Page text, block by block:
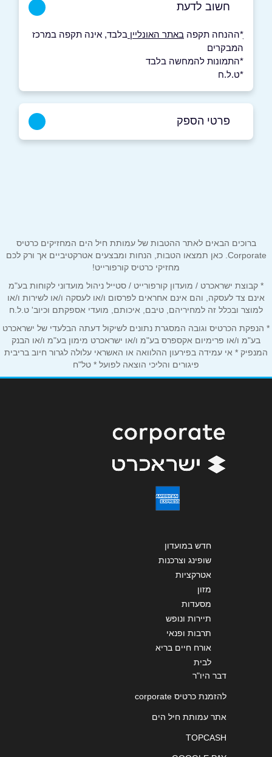
חשוב לדעת
ָ*ההנחה תקפה באתר האונליין בלבד, אינה תקפה במרכז
המבקרים
*התמונות להמחשה בלבד
*ט.ל.ח
פרטי הספק
שם מלא*
נושא*
אנא חזרו אלי בקשר ל...
ברוכים הבאים לאתר ההטבות של עמותת חיל הים המחזיקים כרטיס
Corporate. כאן תמצאו הטבות, הנחות ומבצעים אטרקטיביים אך ורק לכם
מחזיקי כרטיס קורפורייט!
* קבוצת ישראכרט / מועדון קורפורייט / סטייל ניהול מועדוני לקוחות בע"מ
אינם צד לעסקה, והם אינם אחראים לפרסום ו/או לעסקה ו/או לשירות ו/או
למוצר ובכלל זה למחיריהם, טיבם, איכותם, מועדי אספקתם וכיוב' ט.ל.ח
* הנפקת הכרטיס וגובה המסגרת נתונים לשיקול דעתה הבלעדי של ישראכרט
בע"מ ו/או פרימיום אקספרס בע"מ ו/או ישראכרט מימון בע"מ ו/או הבנק
המנפיק * אי עמידה בפירעון ההלוואה או האשראי עלולה לגרור חיוב בריבית
פיגורים והליכי הוצאה לפועל * טל"ח
חדש במועדון
שופינג וצרכנות
אטרקציות
מזון
מסעדות
תיירות ונופש
תרבות ופנאי
אורח חיים בריא
לבית
דבר היו"ר
להזמנת כרטיס corporate
אתר עמותת חיל הים
TOPCASH